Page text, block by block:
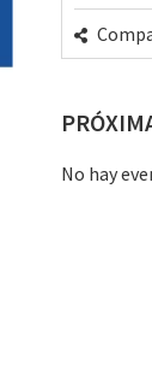
No hay